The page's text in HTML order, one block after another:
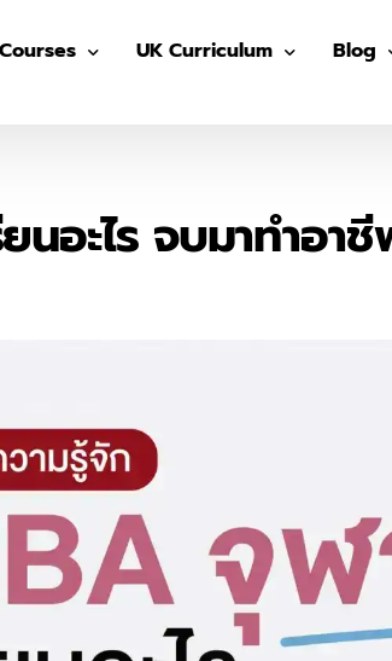
Courses
ติว IGCSE
UK Curriculum
IGCSE (Year 10-11)
Blog
SAT
อะไร จบมาทำอาชี